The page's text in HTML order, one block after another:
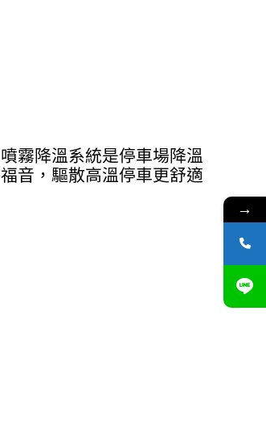
噴霧降溫系統是停車場降溫
福音，驅散高溫停車更舒適
→